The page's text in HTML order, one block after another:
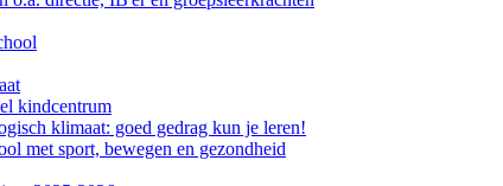
kindcentrum
klimaat: goed gedrag kun je leren!
met sport, bewegen en gezondheid